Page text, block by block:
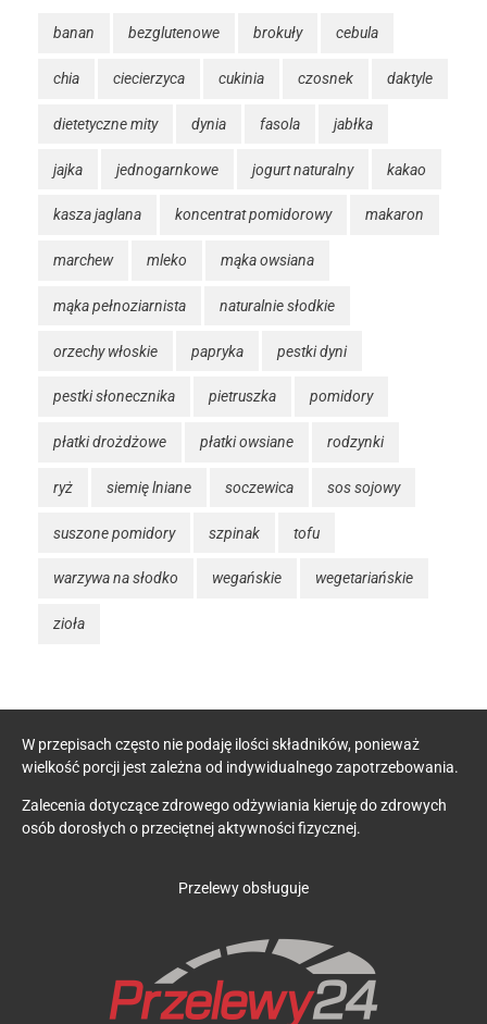
banan bezglutenowe brokuły cebula
chia ciecierzyca cukinia czosnek daktyle
dietetyczne mity dynia fasola jabłka
jajka jednogarnkowe jogurt naturalny kakao
kasza jaglana koncentrat pomidorowy makaron
marchew mleko mąka owsiana
mąka pełnoziarnista naturalnie słodkie
orzechy włoskie papryka pestki dyni
pestki słonecznika pietruszka pomidory
płatki drożdżowe płatki owsiane rodzynki
ryż siemię lniane soczewica sos sojowy
suszone pomidory szpinak tofu
warzywa na słodko wegańskie wegetariańskie
zioła
W przepisach często nie podaję ilości składników, ponieważ
wielkość porcji jest zależna od indywidualnego zapotrzebowania.
Zalecenia dotyczące zdrowego odżywiania kieruję do zdrowych
osób dorosłych o przeciętnej aktywności fizycznej.
Przelewy obsługuje